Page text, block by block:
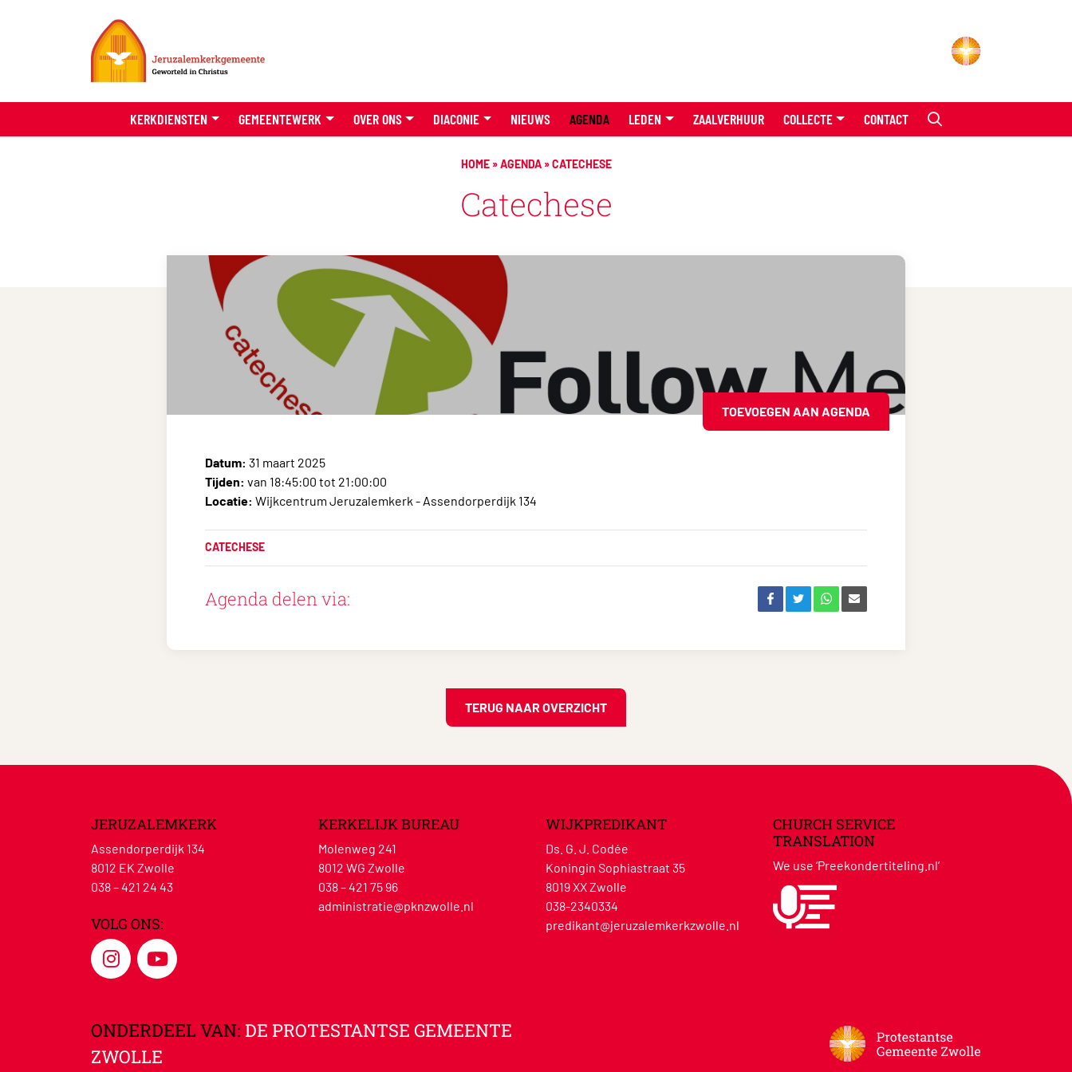
KERKDIENSTEN GEMEENTEWERK OVER ONS DIACONIE NIEUWS AGENDA LEDEN ZAALVERHUUR COLLECTE CONTACT
HOME»AGENDA»CATECHESE
Catechese
TOEVOEGEN AAN AGENDA
Datum: 31 maart 2025
Tijden: van 18:45:00 tot 21:00:00
Locatie: Wijkcentrum Jeruzalemkerk - Assendorperdijk 134
CATECHESE
Agenda delen via:
TERUG NAAR OVERZICHT
JERUZALEMKERK
Assendorperdijk 134
8012 EK Zwolle
038 – 421 24 43
VOLG ONS:
KERKELIJK BUREAU
Molenweg 241
8012 WG Zwolle
038 – 421 75 96
administratie@pknzwolle.nl
WIJKPREDIKANT
Ds. G. J. Codée
Koningin Sophiastraat 35
8019 XX Zwolle
038-2340334
predikant@jeruzalemkerkzwolle.nl
CHURCH SERVICE
TRANSLATION
We use ‘Preekondertiteling.nl’
ONDERDEEL VAN: DE PROTESTANTSE GEMEENTE
ZWOLLE